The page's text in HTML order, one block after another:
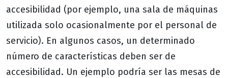
accesibilidad (por ejemplo, una sala de máquinas
utilizada solo ocasionalmente por el personal de
servicio). En algunos casos, un determinado
número de características deben ser de
accesibilidad. Un ejemplo podría ser las mesas de